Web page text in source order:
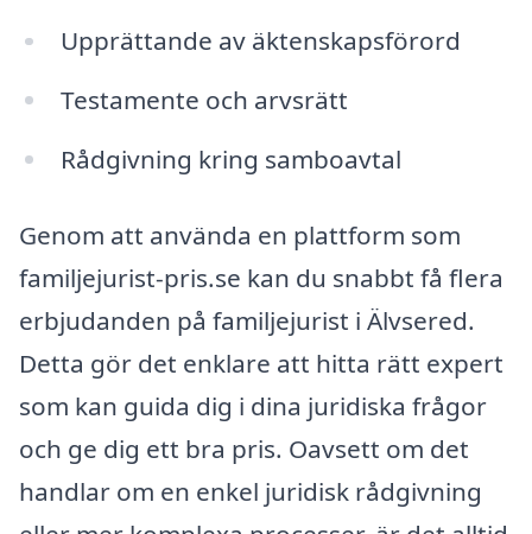
Upprättande av äktenskapsförord
Testamente och arvsrätt
Rådgivning kring samboavtal
Genom att använda en plattform som
familjejurist-pris.se kan du snabbt få flera
erbjudanden på familjejurist i Älvsered.
Detta gör det enklare att hitta rätt expert
som kan guida dig i dina juridiska frågor
och ge dig ett bra pris. Oavsett om det
handlar om en enkel juridisk rådgivning